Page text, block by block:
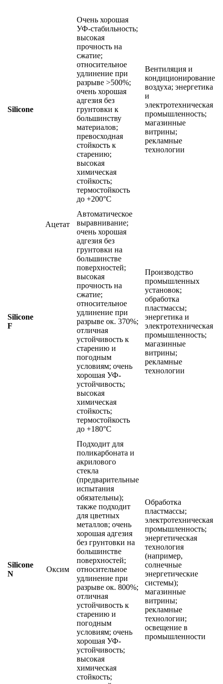
Silicone
Ацетат
Очень хорошая
УФ‑стабильность;
высокая
прочность на
сжатие;
относительное
удлинение при
разрыве >500%;
очень хорошая
адгезия без
грунтовки к
большинству
материалов;
превосходная
стойкость к
старению;
высокая
химическая
стойкость;
термостойкость
до +200°C
Вентиляция и
кондиционирование
воздуха; энергетика
и
электротехническая
промышленность;
магазинные
витрины;
рекламные
технологии
Silicone
F
Автоматическое
выравнивание;
очень хорошая
адгезия без
грунтовки на
большинстве
поверхностей;
высокая
прочность на
сжатие;
относительное
удлинение при
разрыве ок. 370%;
отличная
устойчивость к
старению и
погодным
условиям; очень
хорошая УФ-
устойчивость;
высокая
химическая
стойкость;
термостойкость
до +180°C
Производство
промышленных
установок;
обработка
пластмассы;
энергетика и
электротехническая
промышленность;
магазинные
витрины;
рекламные
технологии
Silicone
N
Оксим
Подходит для
поликарбоната и
акрилового
стекла
(предварительные
испытания
обязательны);
также подходит
для цветных
металлов; очень
хорошая адгезия
без грунтовки на
большинстве
поверхностей;
относительное
удлинение при
разрыве ок. 800%;
отличная
устойчивость к
старению и
погодным
условиям; очень
хорошая УФ-
устойчивость;
высокая
химическая
стойкость;
Обработка
пластмассы;
электротехническая
промышленность;
энергетическая
технология
(например,
солнечные
энергетические
системы);
магазинные
витрины;
рекламные
технологии;
освещение в
промышленности